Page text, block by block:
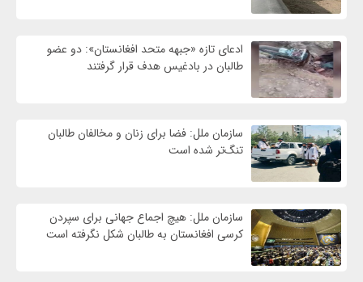
ادعای تازه «جبهه متحد افغانستان»: دو عضو
طالبان در بادغیس هدف قرار گرفتند
سازمان ملل: فضا برای زنان و مخالفان طالبان
تنگ‌تر شده است
سازمان ملل: هیچ اجماع جهانی برای سپردن
کرسی افغانستان به طالبان شکل نگرفته است